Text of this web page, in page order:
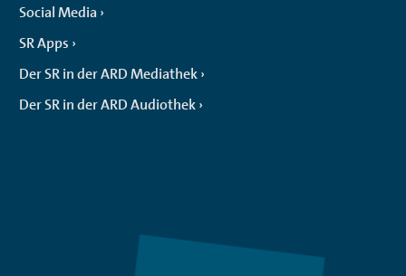
Social Media
SR Apps
Der SR in der ARD Mediathek
Der SR in der ARD Audiothek